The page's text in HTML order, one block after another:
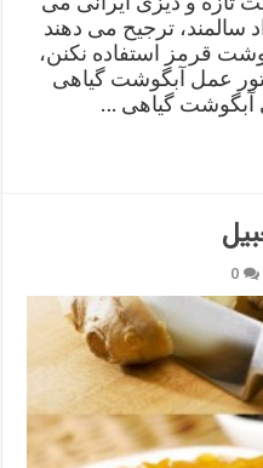
سالمند، ترجیح می دهند
قرمز استفاده نکنن،
عمل آبگوشت گیاهی
آبگوشت گیاهی …
0